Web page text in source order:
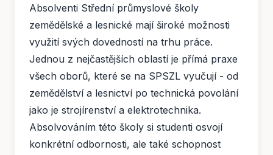
Absolventi Střední průmyslové školy
zemědělské a lesnické mají široké možnosti
využití svých dovedností na trhu práce.
Jednou z nejčastějších oblastí je přímá praxe
všech oborů, které se na SPSZL vyučují - od
zemědělství a lesnictví po technická povolání
jako je strojírenství a elektrotechnika.
Absolvováním této školy si studenti osvojí
konkrétní odbornosti, ale také schopnost